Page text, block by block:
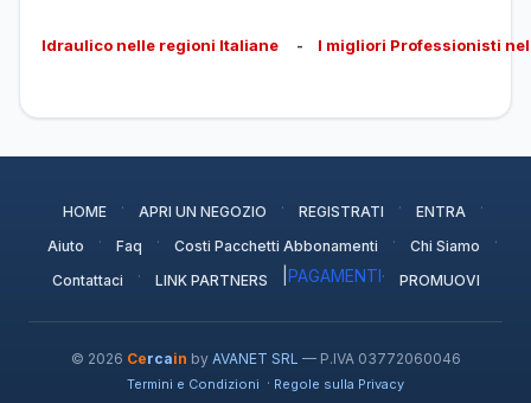
Idraulico nelle regioni Italiane - I migliori Professionisti
HOME · APRI UN NEGOZIO · REGISTRATI · ENTRA ·
Aiuto · Faq · Costi Pacchetti Abbonamenti · Chi Siamo ·
Contattaci · LINK PARTNERS PAGAMENTI· PROMUOVI
© 2026 Cercain by AVANET SRL — P.IVA 03772060046
Termini e Condizioni · Regole sulla Privacy